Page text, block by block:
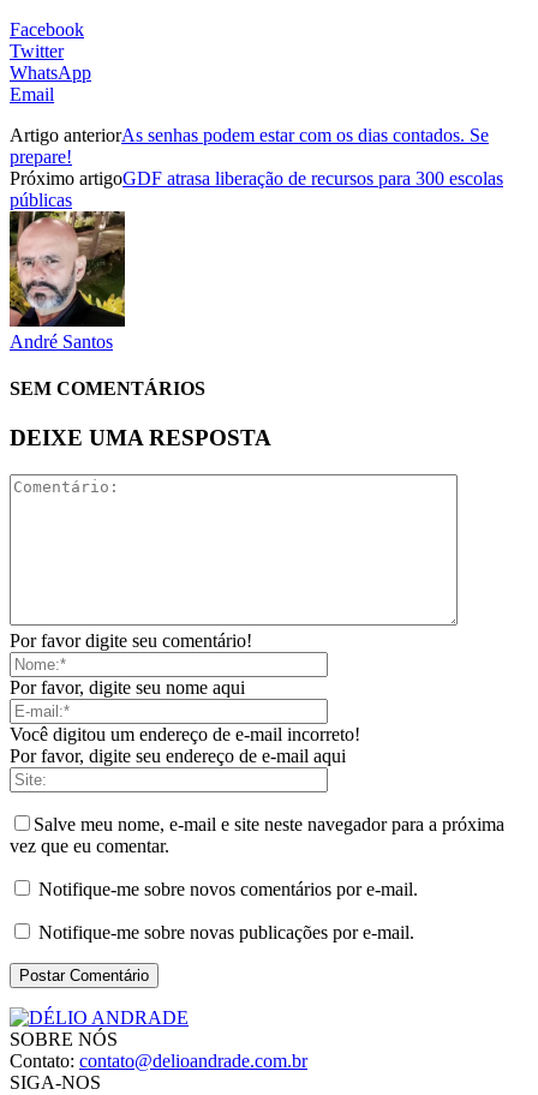
Facebook
Twitter
WhatsApp
Email
Artigo anteriorAs senhas podem estar com os dias contados. Se
prepare!
Próximo artigoGDF atrasa liberação de recursos para 300 escolas
públicas
André Santos
SEM COMENTÁRIOS
DEIXE UMA RESPOSTA
Por favor digite seu comentário!
Por favor, digite seu nome aqui
Você digitou um endereço de e-mail incorreto!
Por favor, digite seu endereço de e-mail aqui
Salve meu nome, e-mail e site neste navegador para a próxima
vez que eu comentar.
Notifique-me sobre novos comentários por e-mail.
Notifique-me sobre novas publicações por e-mail.
SOBRE NÓS
Contato: contato@delioandrade.com.br
SIGA-NOS